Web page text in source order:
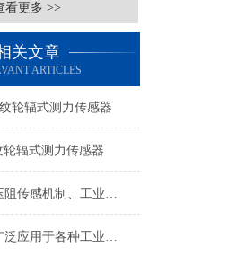
看更多 >>
关文章
ARTICLES
轮辐式测力传感器
辐式测力传感器
油压传感器压阻传感机制、工业工况适配与标准化运维管理
油压传感器广泛应用于各种工业自控环境